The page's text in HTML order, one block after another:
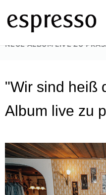
Inhalt
springen
STARTSEITE
EUE ALBUM LIVE ZU
"Wir sind heiß
Album live zu